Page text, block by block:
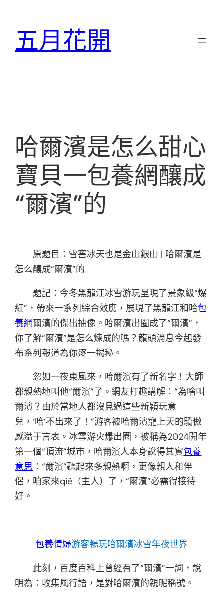
五月花開
哈爾濱是怎么甜心
寶貝一包養網釀成
“爾濱”的
原題目：雪窖冰天也是金山銀山 | 哈爾濱是
怎么釀成“爾濱”的
題記：今冬黑龍江冰雪游玩呈現了景象級“爆
紅”，帶來一系列綜合效應，展現了黑龍江和哈包
養網爾濱的傑出抽像。哈爾濱出圈成了“爾濱”，
你了解“爾濱”是怎么煉成的嗎？龍頭消息今起發
布系列報道為你逐一揭秘。
忽如一夜東風來，哈爾濱有了新名字！大師
都親熱地叫他“爾濱”了。網友打趣講解：“為啥叫
爾濱？由於當地人都沒見過這些新穎玩意
兒，‘哈’不出來了！”游客被哈爾濱寵上天的驕傲
感溢于言表。冰雪游火爆出圈，被稱為2024開年
第一個“頂流”城市，哈爾濱人本身說得其實包養
意思 ：“爾濱”聽起來多親熱啊，更像親人和伴
侶，咱家來qiě（主人）了，“爾濱”必需得接待
好。
包養情婦游客暢玩哈爾濱冰雪年夜世界
此刻，百度百科上曾經有了“爾濱”一詞，說
明為：收集風行語，是對哈爾濱的親昵稱號。